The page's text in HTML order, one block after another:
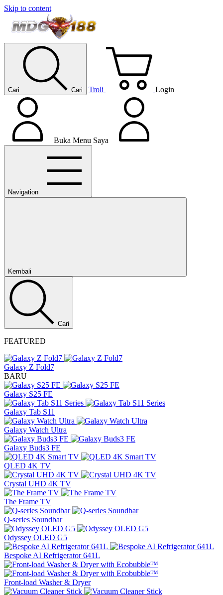
Skip to content
Cari Cari Troli Login
Buka Menu Saya
Navigation
Kembali
Cari
FEATURED
Galaxy Z Fold7
BARU
Galaxy S25 FE
Galaxy Tab S11
Galaxy Watch Ultra
Galaxy Buds3 FE
QLED 4K TV
Crystal UHD 4K TV
The Frame TV
Q-series Soundbar
Odyssey OLED G5
Bespoke AI Refrigerator 641L
Front-load Washer & Dryer